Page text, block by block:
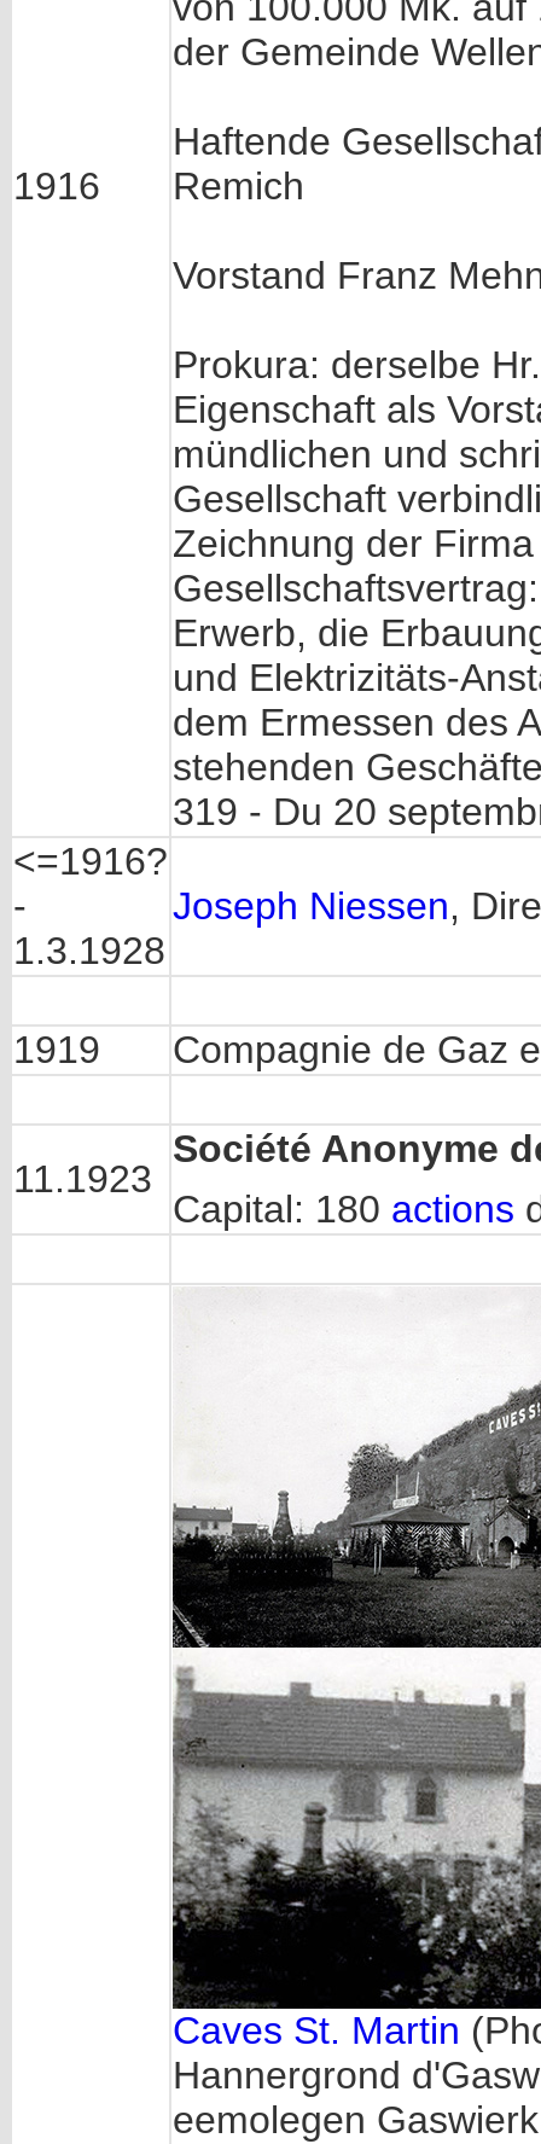
1916
der Gemeinde
Haftende
Remich
Vorstand Franz
Prokura: derselbe
Eigenschaft als
mündlichen und
Gesellschaft
Zeichnung der
Erwerb, die
und Elektrizitäts-
dem Ermessen des
stehenden
319 - Du 20
<=1916?
-
1.3.1928
Joseph Niessen,
1919 Compagnie de Gaz
11.1923
Société Anonyme
Capital: 180 actions
Caves St. Martin
Hannergrond
eemolegen